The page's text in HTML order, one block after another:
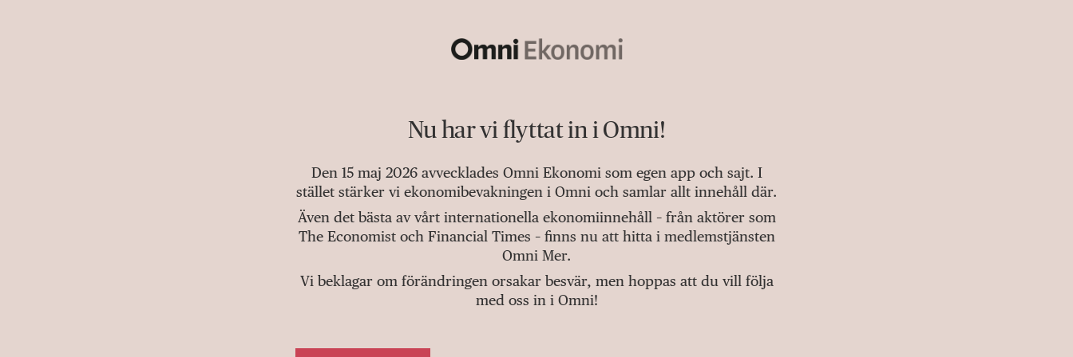
Nu har vi flyttat in i Omni!
Den 15 maj 2026 avvecklades Omni Ekonomi som egen app och sajt. I
stället stärker vi ekonomibevakningen i Omni och samlar allt innehåll där.
Även det bästa av vårt internationella ekonomiinnehåll – från aktörer som
The Economist och Financial Times – finns nu att hitta i medlemstjänsten
Omni Mer.
Vi beklagar om förändringen orsakar besvär, men hoppas att du vill följa
med oss in i Omni!